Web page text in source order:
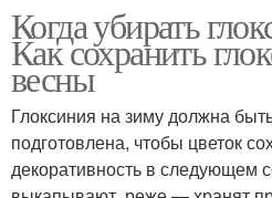
Когда убирать
Как сохранить
весны
Глоксиния на зиму должна
подготовлена, чтобы цветок
декоративность в следующем